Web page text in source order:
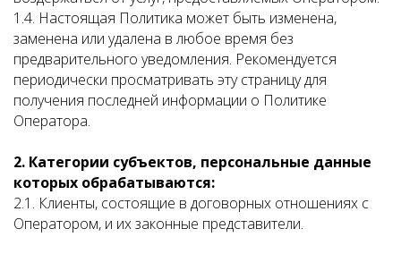
1.4. Настоящая Политика может быть изменена,
заменена или удалена в любое время без
предварительного уведомления. Рекомендуется
периодически просматривать эту страницу для
получения последней информации о Политике
Оператора.
2. Категории субъектов, персональные данные
которых обрабатываются:
2.1. Клиенты, состоящие в договорных отношениях с
Оператором, и их законные представители.